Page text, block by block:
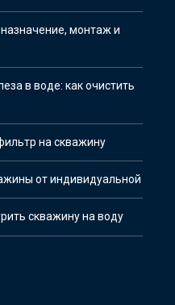
монтаж и
в воде: как очистить
на скважину
от индивидуальной
скважину на воду